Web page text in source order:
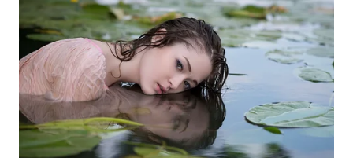
WAHANANEWS
NET
WAHANA
SPORT
WAHANA